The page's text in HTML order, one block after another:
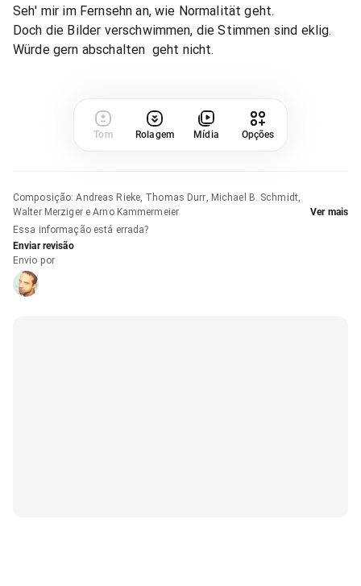
Seh' mir im Fernsehn an, wie Normalität geht.
Doch die Bilder verschwimmen, die Stimmen sind eklig.
Würde gern abschalten  geht nicht.
Tom Rolagem Mídia Opções
Composição:Andreas Rieke, Thomas Durr, Michael B. Schmidt,
Walter Merziger e Arno Kammermeier
Ver mais
Essa informação está errada?
Enviar revisão
Envio por